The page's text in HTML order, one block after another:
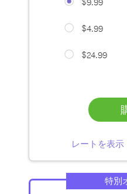
$4.99
$24.99
レートを表示
特別